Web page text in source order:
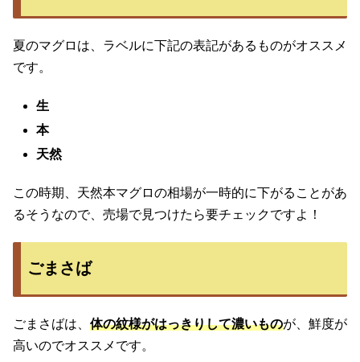
夏のマグロは、ラベルに下記の表記があるものがオススメ
です。
生
本
天然
この時期、天然本マグロの相場が一時的に下がることがあ
るそうなので、売場で見つけたら要チェックですよ！
ごまさば
ごまさばは、 体の紋様がはっきりして濃いものが、鮮度が
高いのでオススメです。